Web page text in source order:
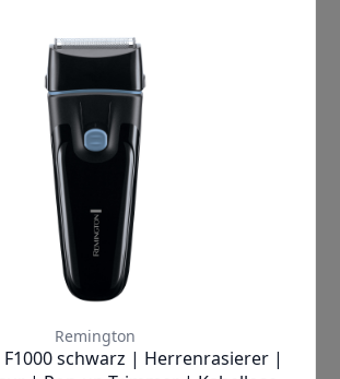
Remington | HC550
Haarschneidemaschine
SOFORT LIEFERBAR
Lieferzeit:
1-2 Werktage
69,99 € inkl. MwSt.